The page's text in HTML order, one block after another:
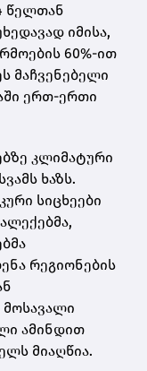
წელთან
იმისა,
60%-ით
მაჩვენებელი
ერთ-ერთი
კლიმატური
ხაზს.
სიცხეები
რეგიონების
ამინდით
მიაღწია.